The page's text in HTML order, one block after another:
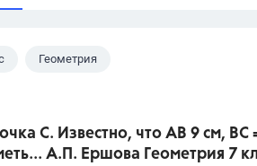
Домашнее задание
Геометрия
С. Известно, что АВ 9 см, ВС
А.П. Ершова Геометрия 7